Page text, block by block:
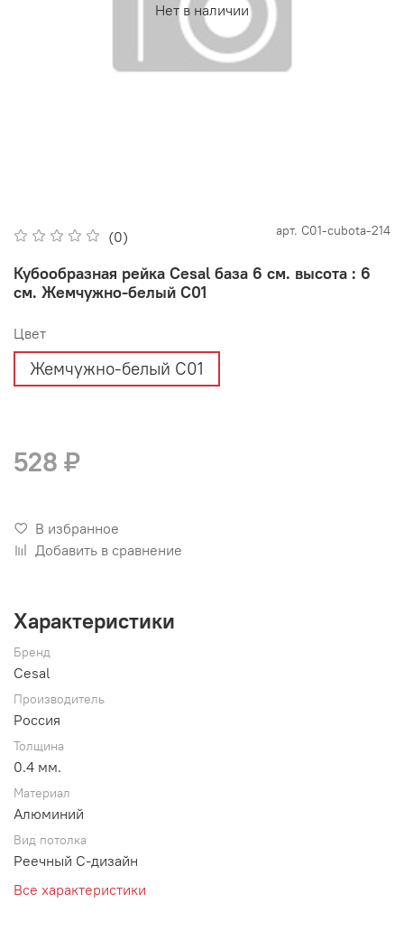
Нет в наличии
(0) арт. С01-cubota-214
Кубообразная рейка Cesal база 6 см. высота : 6
см. Жемчужно-белый С01
Цвет
Жемчужно-белый С01
528 ₽
В избранное
Добавить в сравнение
Характеристики
Бренд
Cesal
Производитель
Россия
Толщина
0.4 мм.
Материал
Алюминий
Вид потолка
Реечный С-дизайн
Все характеристики